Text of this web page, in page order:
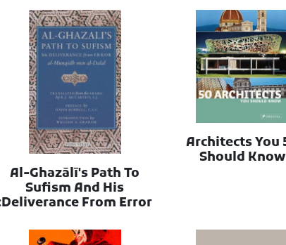
50 Architects You
Should Know
Al-Ghazālī's Path To
Sufism And His
Deliverance From Error: